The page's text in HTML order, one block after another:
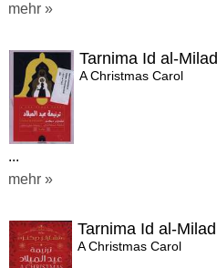
mehr »
Tarnima Id al-Milad
A Christmas Carol
...
mehr »
Tarnima Id al-Milad
A Christmas Carol